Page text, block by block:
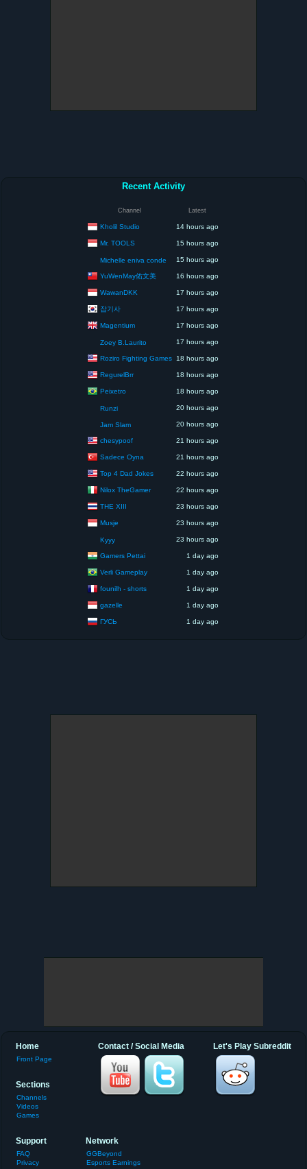
Recent Activity
Channel Latest
Kholil Studio 14 hours ago
Mr. TOOLS 15 hours ago
Michelle eniva conde 15 hours ago
YuWenMay佑文美 16 hours ago
WawanDKK 17 hours ago
잡기사 17 hours ago
Magentium 17 hours ago
Zoey B.Laurito 17 hours ago
Roziro Fighting Games 18 hours ago
RegurelBrr 18 hours ago
Peixetro 18 hours ago
Runzi 20 hours ago
Jam Slam 20 hours ago
chesypoof 21 hours ago
Sadece Oyna 21 hours ago
Top 4 Dad Jokes 22 hours ago
Nilox TheGamer 22 hours ago
THE XIII 23 hours ago
Musje 23 hours ago
Kyyy 23 hours ago
Gamers Pettai 1 day ago
Verli Gameplay 1 day ago
founilh - shorts 1 day ago
gazelle 1 day ago
ГУСЬ 1 day ago
Let's Play Subreddit
Contact / Social Media
Home
Front Page
Sections
Channels
Videos
Games
Support
FAQ
Privacy
Network
GGBeyond
Esports Earnings